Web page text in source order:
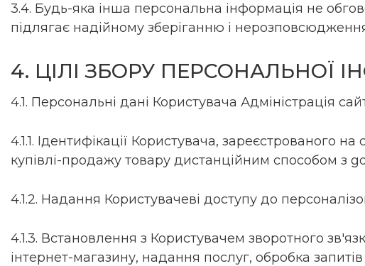
3.4. Будь-яка інша персональна інформація не
підлягає надійному зберіганню і
4. ЦІЛІ ЗБОРУ ПЕРСОНАЛЬНОЇ
4.1. Персональні дані Користувача Адміністрація
4.1.1. Ідентифікації Користувача, зареєстрованого
купівлі-продажу товару дистанційним способом з
4.1.2. Надання Користувачеві доступу до
4.1.3. Встановлення з Користувачем зворотного
інтернет-магазину, надання послуг, обробка запитів